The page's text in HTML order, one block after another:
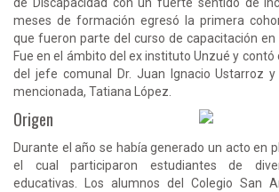
meses de formación egresó la primera
que fueron parte del curso de capacitación en
Fue en el ámbito del ex instituto Unzué y contó
del jefe comunal Dr. Juan Ignacio Ustarroz
mencionada, Tatiana López.
Origen
Durante el año se había generado un acto en
el cual participaron estudiantes de
educativas. Los alumnos del Colegio San